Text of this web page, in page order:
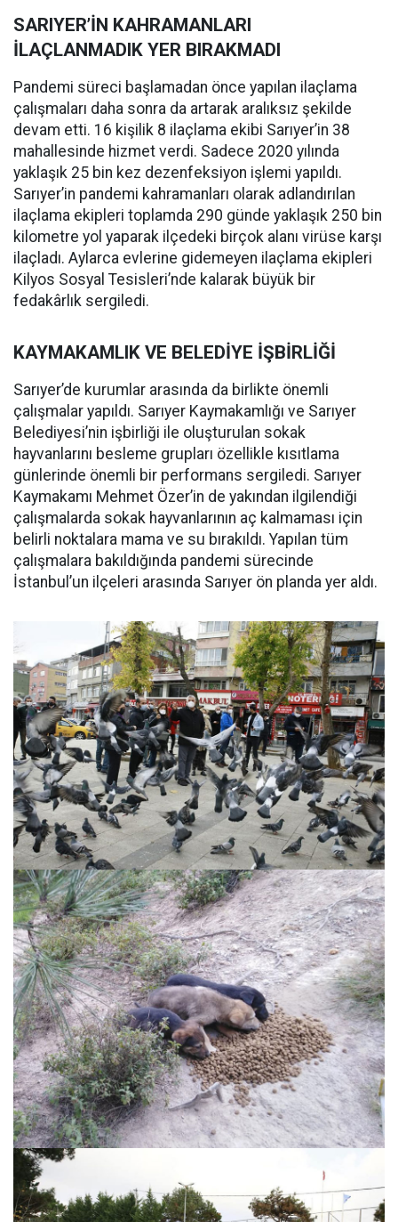
SARIYER’İN KAHRAMANLARI
İLAÇLANMADIK YER BIRAKMADI
Pandemi süreci başlamadan önce yapılan ilaçlama
çalışmaları daha sonra da artarak aralıksız şekilde
devam etti. 16 kişilik 8 ilaçlama ekibi Sarıyer’in 38
mahallesinde hizmet verdi. Sadece 2020 yılında
yaklaşık 25 bin kez dezenfeksiyon işlemi yapıldı.
Sarıyer’in pandemi kahramanları olarak adlandırılan
ilaçlama ekipleri toplamda 290 günde yaklaşık 250 bin
kilometre yol yaparak ilçedeki birçok alanı virüse karşı
ilaçladı. Aylarca evlerine gidemeyen ilaçlama ekipleri
Kilyos Sosyal Tesisleri’nde kalarak büyük bir
fedakârlık sergiledi.
KAYMAKAMLIK VE BELEDİYE İŞBİRLİĞİ
Sarıyer’de kurumlar arasında da birlikte önemli
çalışmalar yapıldı. Sarıyer Kaymakamlığı ve Sarıyer
Belediyesi’nin işbirliği ile oluşturulan sokak
hayvanlarını besleme grupları özellikle kısıtlama
günlerinde önemli bir performans sergiledi. Sarıyer
Kaymakamı Mehmet Özer’in de yakından ilgilendiği
çalışmalarda sokak hayvanlarının aç kalmaması için
belirli noktalara mama ve su bırakıldı. Yapılan tüm
çalışmalara bakıldığında pandemi sürecinde
İstanbul’un ilçeleri arasında Sarıyer ön planda yer aldı.